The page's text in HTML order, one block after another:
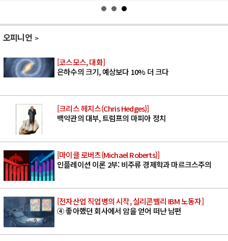
오피니언
[코스모스, 대화]
은하수의 크기, 예상보다 10% 더 크다
[크리스 헤지스(Chris Hedges)]
백악관의 대부, 트럼프의 마피아 정치
[마이클 로버츠(Michael Roberts)]
인플레이션 이론 2부: 비주류 경제학과 마르크스주의
[전자산업 직업병의 시작, 실리콘밸리 IBM 노동자]
④ 좋아했던 회사에서 암을 얻어 떠난 남편